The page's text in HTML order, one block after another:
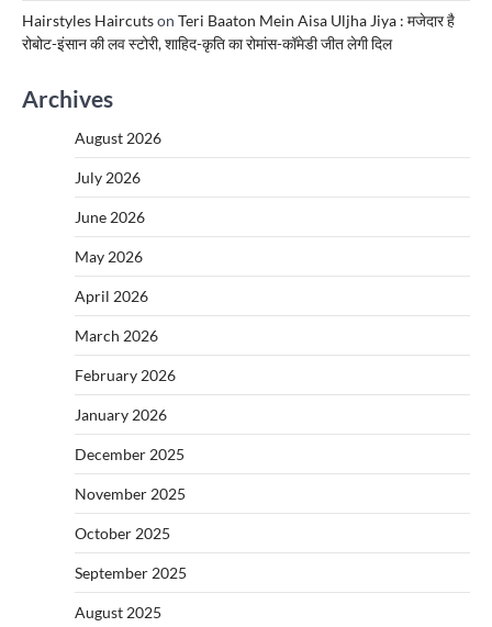
Hairstyles Haircutson Teri Baaton Mein Aisa Uljha Jiya : मजेदार है
रोबोट-इंसान की लव स्टोरी, शाहिद-कृति का रोमांस-कॉमेडी जीत लेगी दिल
Archives
August 2026
July 2026
June 2026
May 2026
April 2026
March 2026
February 2026
January 2026
December 2025
November 2025
October 2025
September 2025
August 2025